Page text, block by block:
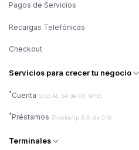
Terminales
Pagos de Servicios
Recargas Telefónicas
Checkout
Servicios para crecer tu negocio
*Cuenta (Clip AI, SA de CV, IPFE)
*Préstamos (Prestaclip S.A. de C.V)